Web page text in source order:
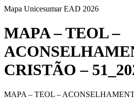
Mapa Unicesumar EAD 2026
MAPA – TEOL –
CRISTÃO –
MAPA – TEOL –